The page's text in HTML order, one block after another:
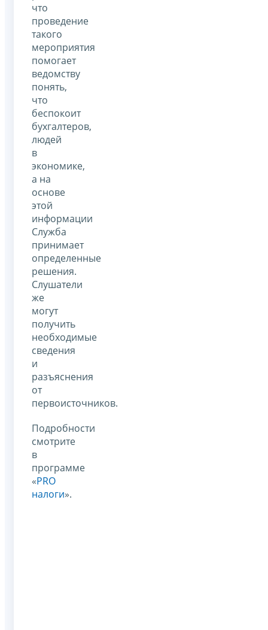
что
проведение
такого
мероприятия
помогает
ведомству
понять,
что
беспокоит
бухгалтеров,
людей
в
экономике,
а на
основе
этой
информации
Служба
принимает
определенные
решения.
Слушатели
же
могут
получить
необходимые
сведения
и
разъяснения
от
первоисточников.
Подробности
смотрите
в
программе
«PRO
налоги».